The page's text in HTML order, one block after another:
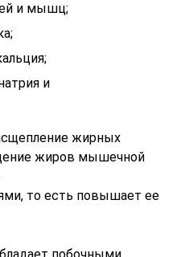
и мышц;
и
жирных
жиров мышечной
то есть повышает ее